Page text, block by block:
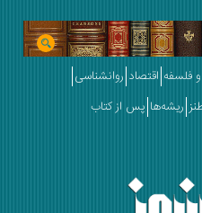
اقتصاد روانشناسی
پس از کتاب